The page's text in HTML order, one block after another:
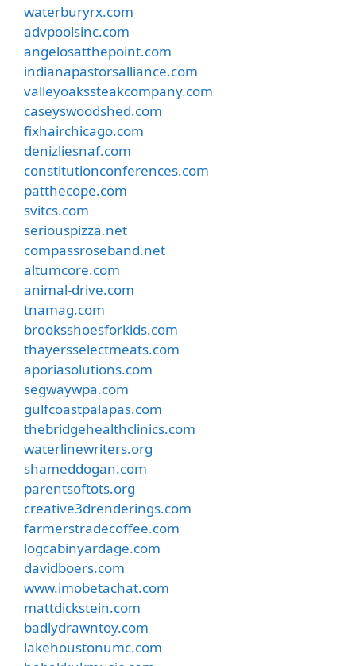
waterburyrx.com
advpoolsinc.com
angelosatthepoint.com
indianapastorsalliance.com
valleyoakssteakcompany.com
caseyswoodshed.com
fixhairchicago.com
denizliesnaf.com
constitutionconferences.com
patthecope.com
svitcs.com
seriouspizza.net
compassroseband.net
altumcore.com
animal-drive.com
tnamag.com
brooksshoesforkids.com
thayersselectmeats.com
aporiasolutions.com
segwaywpa.com
gulfcoastpalapas.com
thebridgehealthclinics.com
waterlinewriters.org
shameddogan.com
parentsoftots.org
creative3drenderings.com
farmerstradecoffee.com
logcabinyardage.com
davidboers.com
www.imobetachat.com
mattdickstein.com
badlydrawntoy.com
lakehoustonumc.com